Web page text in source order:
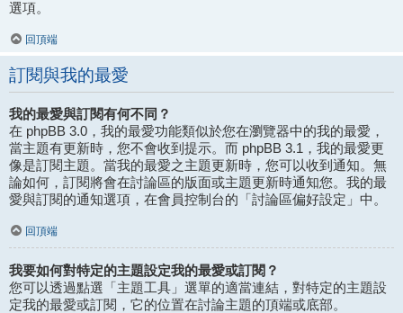
選項。
回頂端
訂閱與我的最愛
我的最愛與訂閱有何不同？
在 phpBB 3.0，我的最愛功能類似於您在瀏覽器中的我的最愛，
當主題有更新時，您不會收到提示。而 phpBB 3.1，我的最愛更
像是訂閱主題。當我的最愛之主題更新時，您可以收到通知。無
論如何，訂閱將會在討論區的版面或主題更新時通知您。我的最
愛與訂閱的通知選項，在會員控制台的「討論區偏好設定」中。
回頂端
我要如何對特定的主題設定我的最愛或訂閱？
您可以透過點選「主題工具」選單的適當連結，對特定的主題設
定我的最愛或訂閱，它的位置在討論主題的頂端或底部。